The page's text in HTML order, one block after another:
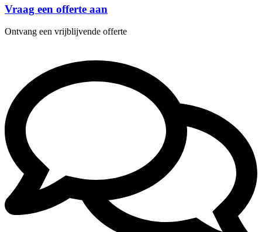
Vraag een offerte aan
Ontvang een vrijblijvende offerte